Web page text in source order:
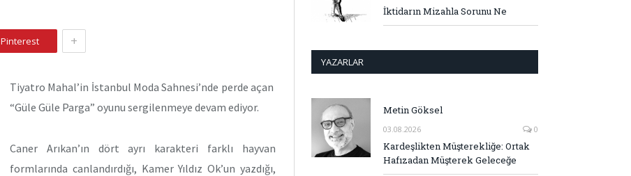
Pinterest +
Tiyatro Mahal’in İstanbul Moda Sahnesi’nde perde açan
“Güle Güle Parga” oyunu sergilenmeye devam ediyor.
Caner Arıkan’ın dört ayrı karakteri farklı hayvan
formlarında canlandırdığı, Kamer Yıldız Ok’un yazdığı,
İktidarın Mizahla Sorunu Ne
YAZARLAR
Metin Göksel
03.08.2026 0
Kardeşlikten Müşterekliğe: Ortak
Hafızadan Müşterek Geleceğe